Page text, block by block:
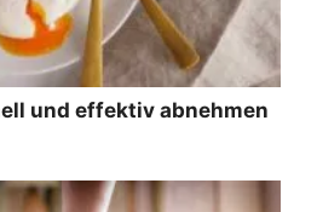
und effektiv abnehmen